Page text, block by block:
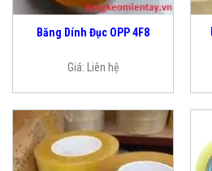
Băng Dính Đục OPP 4F8
Giá: Liên hệ